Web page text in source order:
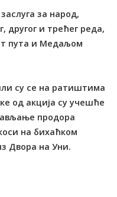
за народ,
другог и трећег реда,
пута и Медаљом
су се на ратиштима
од акција су учешће
продора
на бихаћком
Двора на Уни.